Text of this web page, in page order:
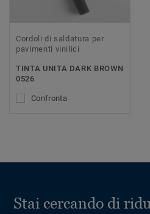
Cordoli di saldatura per
pavimenti vinilici
TINTA UNITA DARK BROWN
0526
Confronta
Stai cercando di